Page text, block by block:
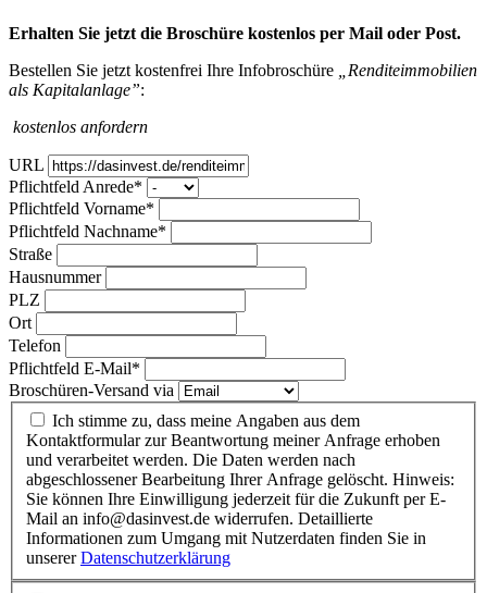
Erhalten Sie jetzt die Broschüre kostenlos per Mail oder Post.
Bestellen Sie jetzt kostenfrei Ihre Infobroschüre
„Renditeimmobilien
als Kapitalanlage”:
kostenlos anfordern
URL
Pflichtfeld Anrede*
Pflichtfeld Vorname*
Pflichtfeld Nachname*
Straße
Hausnummer
PLZ
Ort
Telefon
Pflichtfeld E-Mail*
Broschüren-Versand via
Ich stimme zu, dass meine Angaben aus dem
Kontaktformular zur Beantwortung meiner Anfrage erhoben
und verarbeitet werden. Die Daten werden nach
abgeschlossener Bearbeitung Ihrer Anfrage gelöscht. Hinweis:
Sie können Ihre Einwilligung jederzeit für die Zukunft per E-
Mail an info@dasinvest.de widerrufen. Detaillierte
Informationen zum Umgang mit Nutzerdaten finden Sie in
unsererDatenschutzerklärung